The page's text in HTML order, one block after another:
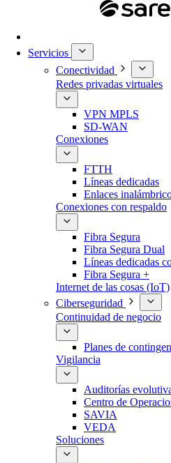
Servicios
Conectividad
Redes privadas virtuales
VPN MPLS
SD-WAN
Conexiones
FTTH
Líneas dedicadas
Enlaces
Conexiones con respaldo
Fibra Segura
Fibra Segura Dual
Líneas dedicadas
Fibra Segura +
Internet de las cosas (IoT)
Ciberseguridad
Continuidad de negocio
Planes de
Vigilancia
Auditorías
Centro de
SAVIA
VEDA
Soluciones